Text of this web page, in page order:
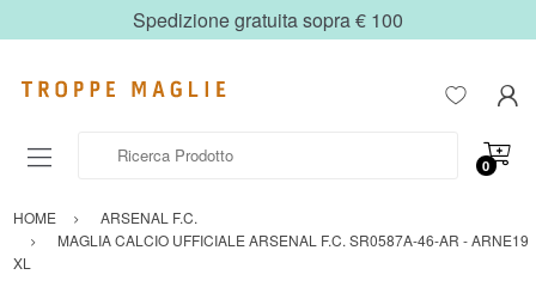
Spedizione gratuita sopra € 100
0
HOME
ARSENAL F.C.
MAGLIA CALCIO UFFICIALE ARSENAL F.C. SR0587A-46-AR - ARNE19
XL